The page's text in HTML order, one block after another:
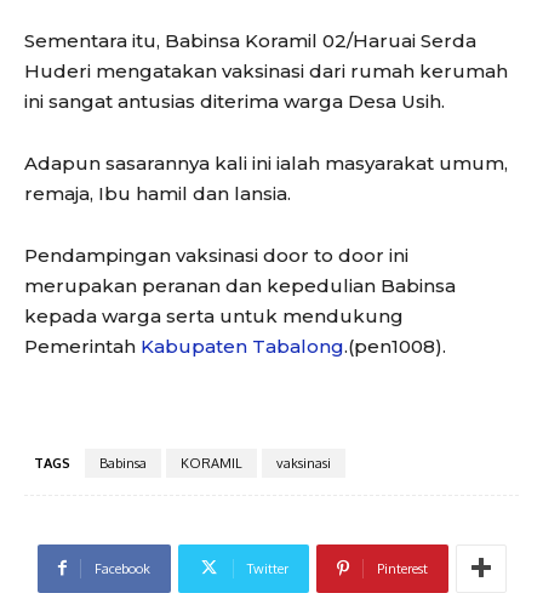
Sementara itu, Babinsa Koramil 02/Haruai Serda
Huderi mengatakan vaksinasi dari rumah kerumah
ini sangat antusias diterima warga Desa Usih.
Adapun sasarannya kali ini ialah masyarakat umum,
remaja, Ibu hamil dan lansia.
Pendampingan vaksinasi door to door ini
merupakan peranan dan kepedulian Babinsa
kepada warga serta untuk mendukung
Pemerintah Kabupaten Tabalong.(pen1008).
TAGS Babinsa KORAMIL vaksinasi
Facebook Twitter Pinterest